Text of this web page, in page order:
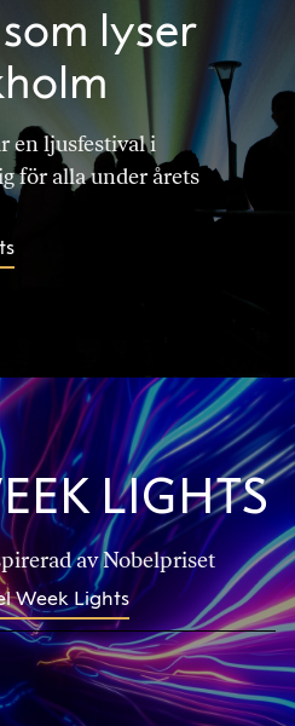
lyser
en ljusfestival i
för alla under årets
LIGHTS
av Nobelpriset
Week Lights